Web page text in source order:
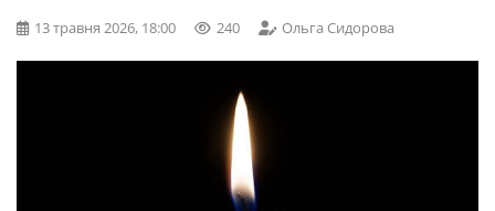
13 травня 2026, 18:00 240 Ольга Сидорова